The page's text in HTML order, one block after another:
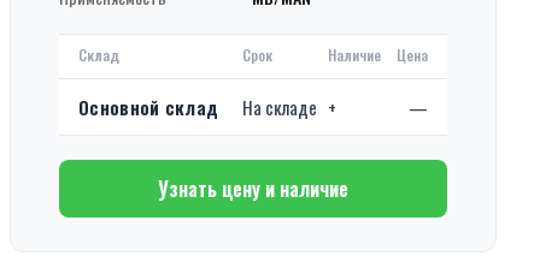
Склад Срок Наличие Цена
Основной склад На складе + —
Узнать цену и наличие